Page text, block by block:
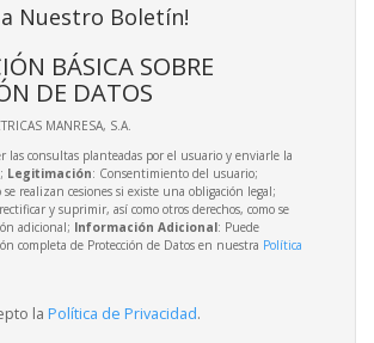
Nuestro Boletín!
BÁSICA SOBRE
DE DATOS
MANRESA, S.A.
las consultas planteadas por el usuario y enviarle la
Legitimación: Consentimiento del usuario;
se realizan cesiones si existe una obligación legal;
y suprimir, así como otros derechos, como se
adicional; Información Adicional: Puede
completa de Protección de Datos en nuestra Política
la Política de Privacidad.